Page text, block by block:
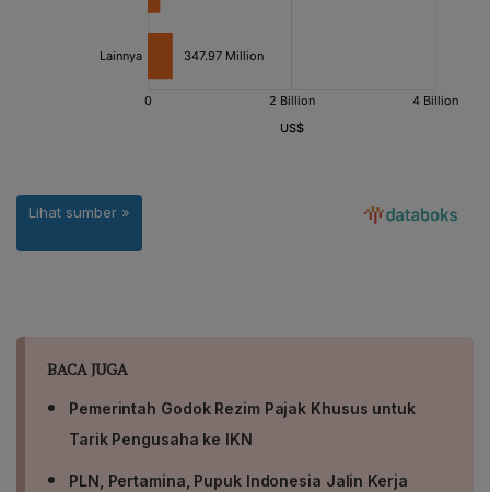
BACA JUGA
Pemerintah Godok Rezim Pajak Khusus untuk
Tarik Pengusaha ke IKN
PLN, Pertamina, Pupuk Indonesia Jalin Kerja